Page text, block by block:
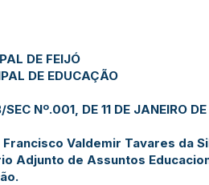
DE FEIJÓ
DE EDUCAÇÃO
Nº.001, DE 11 DE JANEIRO
Valdemir Tavares da
Adjunto de Assuntos